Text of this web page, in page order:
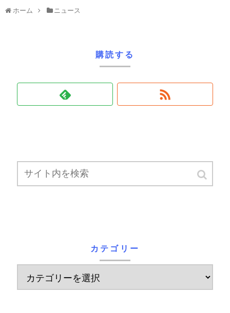
ホーム ニュース
購読する
カテゴリー